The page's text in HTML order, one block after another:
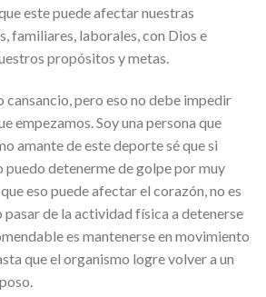
este puede afectar nuestras
familiares, laborales, con Dios e
propósitos y metas.
cansancio, pero eso no debe impedir
empezamos. Soy una persona que
amante de este deporte sé que si
puedo detenerme de golpe por muy
eso puede afectar el corazón, no es
pasar de la actividad física a detenerse
es mantenerse en movimiento
que el organismo logre volver a un